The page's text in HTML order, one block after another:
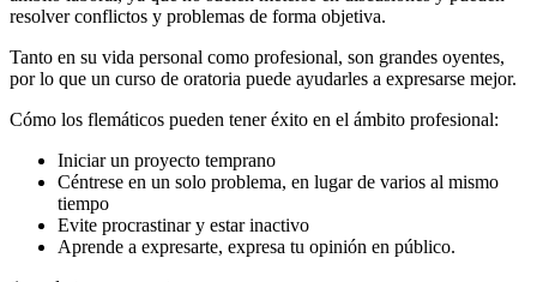
resolver conflictos y problemas de forma objetiva.
Tanto en su vida personal como profesional, son grandes oyentes,
por lo que un curso de oratoria puede ayudarles a expresarse mejor.
Cómo los flemáticos pueden tener éxito en el ámbito profesional:
Iniciar un proyecto temprano
Céntrese en un solo problema, en lugar de varios al mismo
tiempo
Evite procrastinar y estar inactivo
Aprende a expresarte, expresa tu opinión en público.